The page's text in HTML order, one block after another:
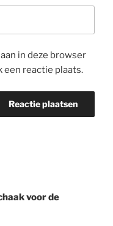
in deze browser
een reactie plaats.
voor de